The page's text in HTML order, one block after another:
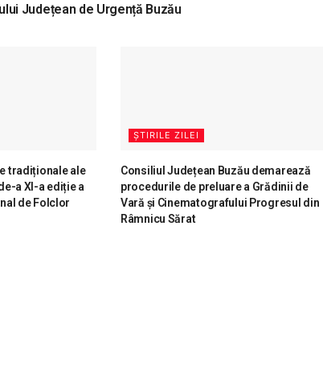
Județean de Urgență Buzău
tradiționale ale
a XI-a ediție a
de Folclor
ȘTIRILE ZILEI
Consiliul Județean Buzău demarează
procedurile de preluare a Grădinii de
Vară și Cinematografului Progresul din
Râmnicu Sărat